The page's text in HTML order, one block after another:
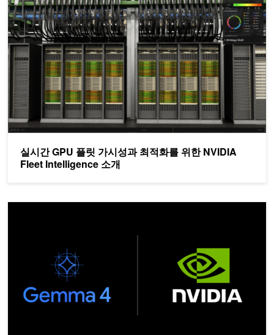
실시간 GPU 플릿 가시성과 최적화를 위한 NVIDIA
Fleet Intelligence 소개